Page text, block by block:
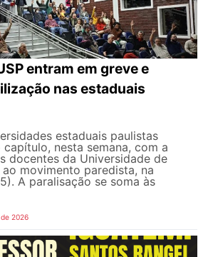
entram em greve e
nas estaduais
estaduais paulistas
nesta semana, com a
docentes da Universidade de
ao movimento paredista, na
A paralisação se soma às
2026